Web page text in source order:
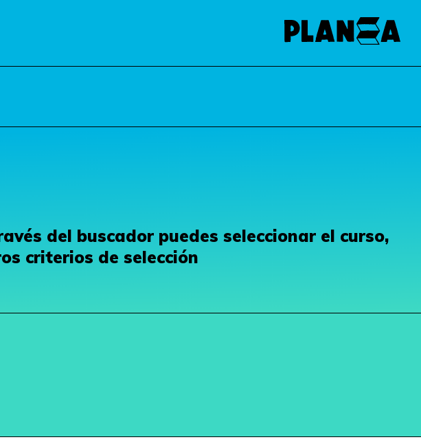
del buscador puedes seleccionar el curso,
criterios de selección